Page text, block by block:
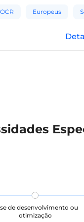
empresas e nomes
OCR Europeus
Ângulo ao Nível dos Olhos
de desenvolvimento ou
otimização